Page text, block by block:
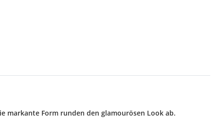
markante Form runden den glamourösen Look ab.